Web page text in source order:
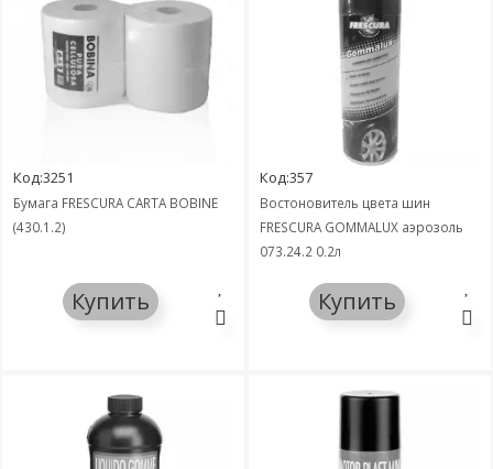
Код:3251
Бумага FRESCURA CARTA BOBINE
(430.1.2)
Купить
Код:357
Востоновитель цвета шин
FRESCURA GOMMALUX аэрозоль
073.24.2 0,2л
Купить